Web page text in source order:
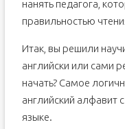
нанять педагога,
правильностью
Итак, вы решили
английски или сами
начать? Самое
английский алфавит
языке.